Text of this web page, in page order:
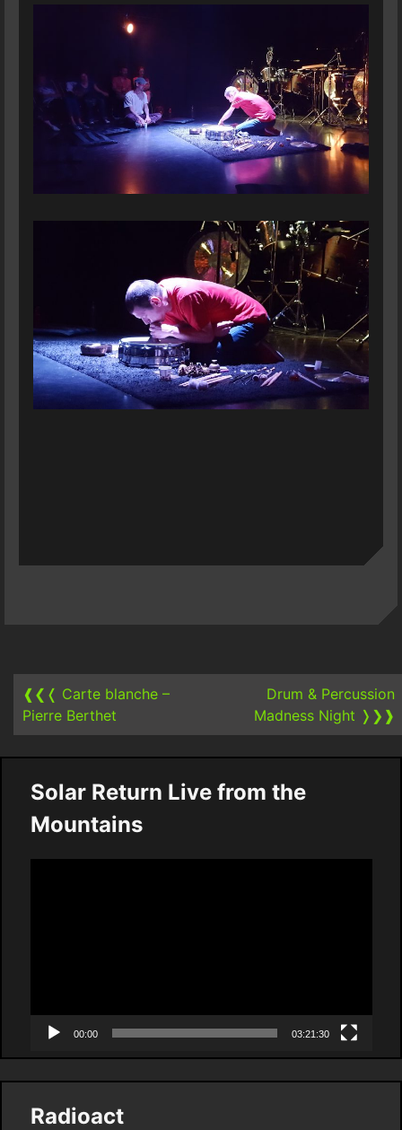
navigation
❰❮❬ Carte blanche –
Pierre Berthet
Drum & Percussion
Madness Night ❭❯❱
Solar Return Live from the
Mountains
00:00 03:21:30
Radioact